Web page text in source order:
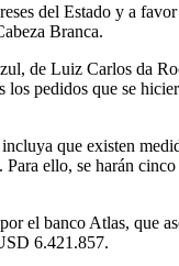
del Estado y a
Branca.
de Luiz Carlos da
pedidos que se
que existen
ello, se harán
el banco Atlas, que
6.421.857.